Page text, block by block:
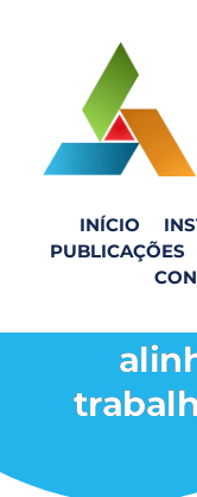
INÍCIO
PUBLICAÇÕES
Visita